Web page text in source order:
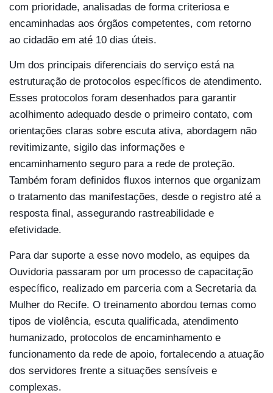
com prioridade, analisadas de forma criteriosa e
encaminhadas aos órgãos competentes, com retorno
ao cidadão em até 10 dias úteis.
Um dos principais diferenciais do serviço está na
estruturação de protocolos específicos de atendimento.
Esses protocolos foram desenhados para garantir
acolhimento adequado desde o primeiro contato, com
orientações claras sobre escuta ativa, abordagem não
revitimizante, sigilo das informações e
encaminhamento seguro para a rede de proteção.
Também foram definidos fluxos internos que organizam
o tratamento das manifestações, desde o registro até a
resposta final, assegurando rastreabilidade e
efetividade.
Para dar suporte a esse novo modelo, as equipes da
Ouvidoria passaram por um processo de capacitação
específico, realizado em parceria com a Secretaria da
Mulher do Recife. O treinamento abordou temas como
tipos de violência, escuta qualificada, atendimento
humanizado, protocolos de encaminhamento e
funcionamento da rede de apoio, fortalecendo a atuação
dos servidores frente a situações sensíveis e
complexas.